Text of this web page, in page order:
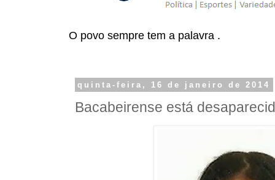
O povo sempre tem a palavra .
quinta-feira, 16 de janeiro de 2014
Bacabeirense está